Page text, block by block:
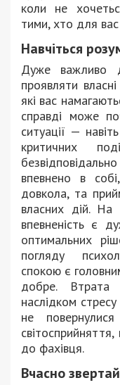
коли не
тими, хто для
Навчіться
Дуже важливо
проявляти
які вас
справді може
ситуації —
критичних
впевнено в
довкола, та
власних дій. На
впевненість є
оптимальних
погляду
спокою є
добре. Втрата
наслідком
не
до фахівця.
Вчасно